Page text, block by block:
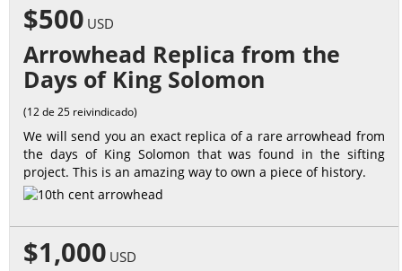
$500 USD
Arrowhead Replica from the
Days of King Solomon
(12 de 25 reivindicado)
We will send you an exact replica of a rare arrowhead from
the days of King Solomon that was found in the sifting
project. This is an amazing way to own a piece of history.
$1,000 USD